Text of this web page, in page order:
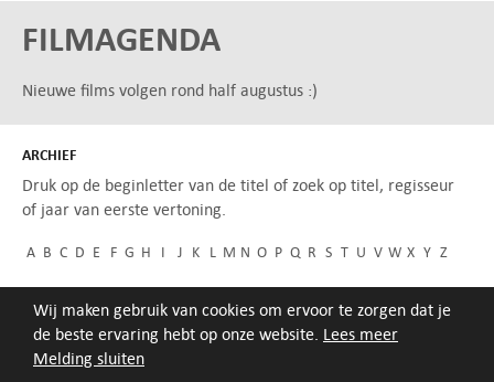
Melding sluiten
Wij maken gebruik van cookies om ervoor te zorgen dat je
de beste ervaring hebt op onze website. Lees meer
FILMAGENDA
Nieuwe films volgen rond half augustus :)
ARCHIEF
Druk op de beginletter van de titel of zoek op titel, regisseur
of jaar van eerste vertoning.
A B C D E F G H I J K L M N O P Q R S T U V W X Y Z